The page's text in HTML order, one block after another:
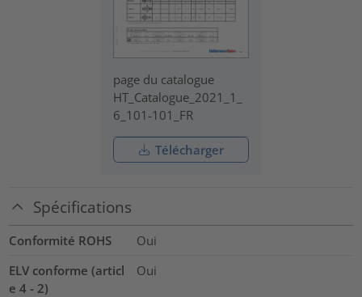
page du catalogue
HT_Catalogue_2021_1_
6_101-101_FR
Télécharger
Spécifications
Conformité ROHS
Oui
ELV conforme (articl
e 4 - 2)
Oui